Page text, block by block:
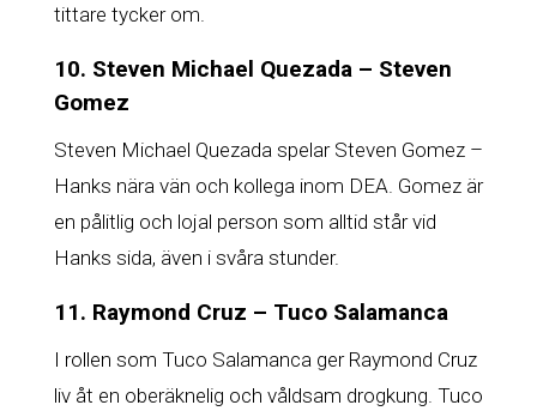
tittare tycker om.
10. Steven Michael Quezada – Steven
Gomez
Steven Michael Quezada spelar Steven Gomez –
Hanks nära vän och kollega inom DEA. Gomez är
en pålitlig och lojal person som alltid står vid
Hanks sida, även i svåra stunder.
11. Raymond Cruz – Tuco Salamanca
I rollen som Tuco Salamanca ger Raymond Cruz
liv åt en oberäknelig och våldsam drogkung. Tuco